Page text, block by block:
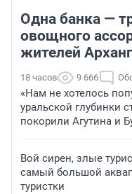
Одна банка —
овощного
жителей
18 часов 9 666
«Нам не хотелось
уральской глубинки
покорили Агутина и
Вой сирен, злые
самый большой
туристки